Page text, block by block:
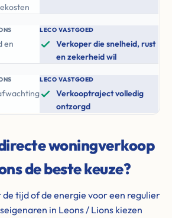
en
LECO VASTGOED
Verkoper die snelheid, rust
en zekerheid wil
LECO VASTGOED
Verkooptraject volledig
ontzorgd
woningverkoop
de beste keuze?
tijd of de energie voor een regulier
in Leons / Lions kiezen